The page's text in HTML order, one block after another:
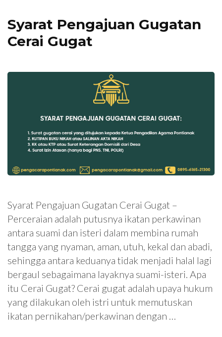
Syarat Pengajuan Gugatan
Cerai Gugat
Syarat Pengajuan Gugatan Cerai Gugat –
Perceraian adalah putusnya ikatan perkawinan
antara suami dan isteri dalam membina rumah
tangga yang nyaman, aman, utuh, kekal dan abadi,
sehingga antara keduanya tidak menjadi halal lagi
bergaul sebagaimana layaknya suami-isteri. Apa
itu Cerai Gugat? Cerai gugat adalah upaya hukum
yang dilakukan oleh istri untuk memutuskan
ikatan pernikahan/perkawinan dengan …